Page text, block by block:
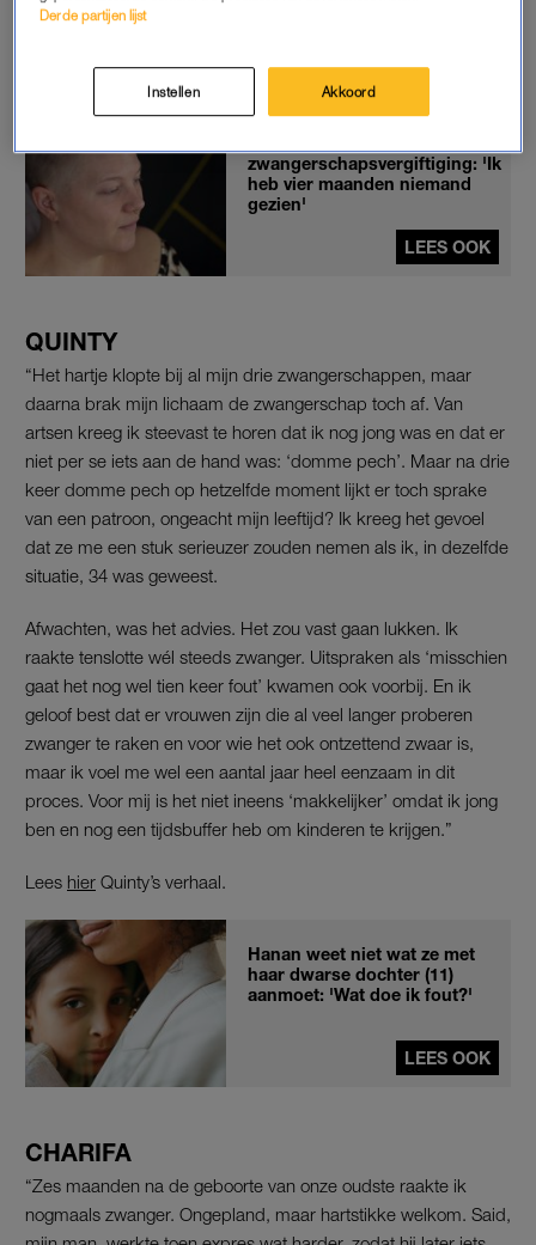
makkelijker als ze ouder worden?”
hiermeer van Nadia’s ervaringen.
zwangerschapsvergiftiging: 'Ik
heb vier maanden niemand
gezien'
LEES OOK
QUINTY
“Het hartje klopte bij al mijn drie zwangerschappen, maar
daarna brak mijn lichaam de zwangerschap toch af. Van
artsen kreeg ik steevast te horen dat ik nog jong was en dat er
niet per se iets aan de hand was: ‘domme pech’. Maar na drie
keer domme pech op hetzelfde moment lijkt er toch sprake
van een patroon, ongeacht mijn leeftijd? Ik kreeg het gevoel
dat ze me een stuk serieuzer zouden nemen als ik, in dezelfde
situatie, 34 was geweest.
Afwachten, was het advies. Het zou vast gaan lukken. Ik
raakte tenslotte wél steeds zwanger. Uitspraken als ‘misschien
gaat het nog wel tien keer fout’ kwamen ook voorbij. En ik
geloof best dat er vrouwen zijn die al veel langer proberen
zwanger te raken en voor wie het ook ontzettend zwaar is,
maar ik voel me wel een aantal jaar heel eenzaam in dit
proces. Voor mij is het niet ineens ‘makkelijker’ omdat ik jong
ben en nog een tijdsbuffer heb om kinderen te krijgen.”
Lees hier Quinty’s verhaal.
Hanan weet niet wat ze met
haar dwarse dochter (11)
aanmoet: 'Wat doe ik fout?'
LEES OOK
CHARIFA
“Zes maanden na de geboorte van onze oudste raakte ik
nogmaals zwanger. Ongepland, maar hartstikke welkom. Said,
Derde partijen lijst
Instellen Akkoord